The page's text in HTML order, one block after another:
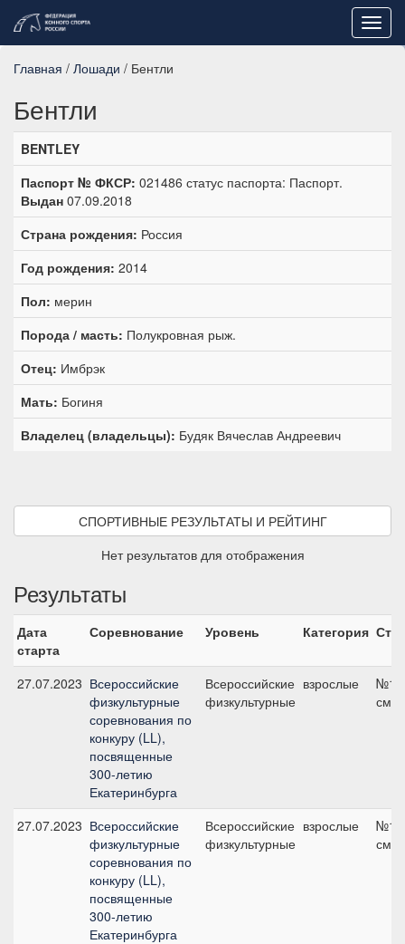
Главная / Лошади / Бентли
Бентли
BENTLEY
Паспорт № ФКСР: 021486 статус паспорта: Паспорт.
Выдан 07.09.2018
Страна рождения: Россия
Год рождения: 2014
Пол: мерин
Порода / масть: Полукровная рыж.
Отец: Имбрэк
Мать: Богиня
Владелец (владельцы): Будяк Вячеслав Андреевич
СПОРТИВНЫЕ РЕЗУЛЬТАТЫ И РЕЙТИНГ
Нет результатов для отображения
Результаты
Дата
старта
Соревнование Уровень Категория
27.07.2023 Всероссийские
физкультурные
соревнования по
конкуру (LL),
посвященные
300-летию
Екатеринбурга
Всероссийские
физкультурные
взрослые
см
27.07.2023 Всероссийские
физкультурные
соревнования по
конкуру (LL),
посвященные
300-летию
Екатеринбурга
Всероссийские
физкультурные
взрослые
см